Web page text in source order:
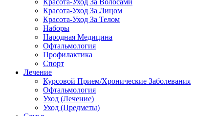
Красота-Уход За Волосами
Красота-Уход За Лицом
Красота-Уход За Телом
Наборы
Народная Медицина
Офтальмология
Профилактика
Спорт
Лечение
Курсовой Прием/Хронические Заболевания
Офтальмология
Уход (Лечение)
Уход (Предметы)